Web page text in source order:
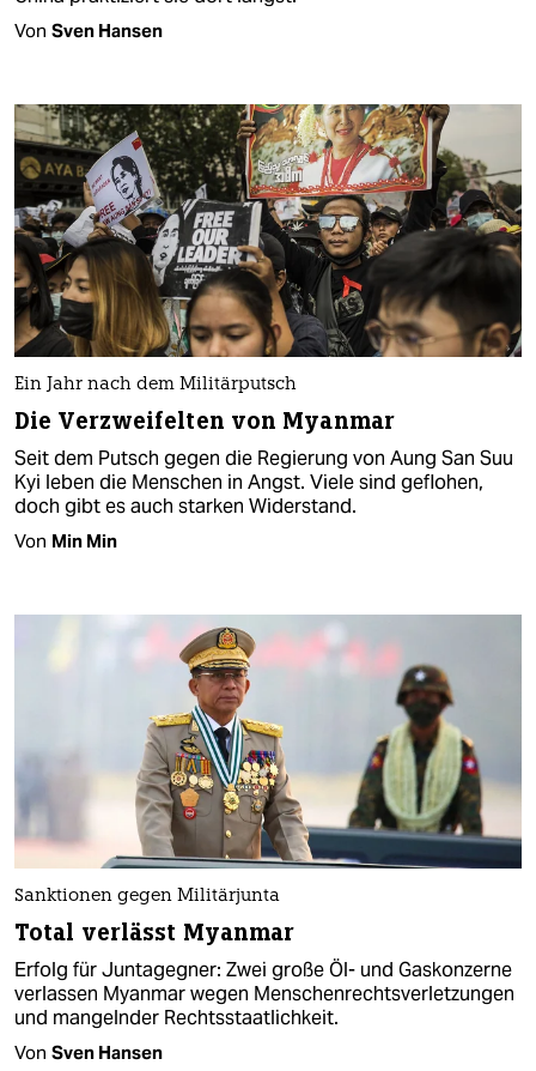
Von Sven Hansen
Ein Jahr nach dem Militärputsch
Die Verzweifelten von Myanmar
Seit dem Putsch gegen die Regierung von Aung San Suu
Kyi leben die Menschen in Angst. Viele sind geflohen,
doch gibt es auch starken Widerstand.
Von Min Min
Sanktionen gegen Militärjunta
Total verlässt Myanmar
Erfolg für Juntagegner: Zwei große Öl- und Gaskonzerne
verlassen Myanmar wegen Menschenrechtsverletzungen
und mangelnder Rechtsstaatlichkeit.
Von Sven Hansen